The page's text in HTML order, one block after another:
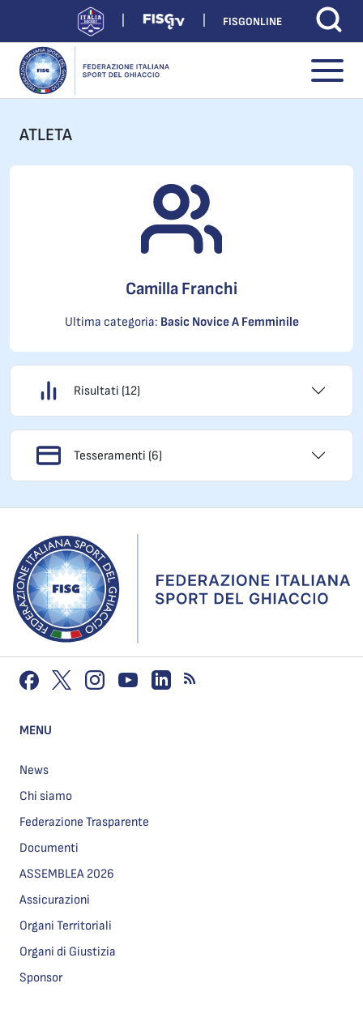
FISGONLINE
ATLETA
Camilla Franchi
Ultima categoria: Basic Novice A Femminile
Risultati (12)
Tesseramenti (6)
MENU
News
Chi siamo
Federazione Trasparente
Documenti
ASSEMBLEA 2026
Assicurazioni
Organi Territoriali
Organi di Giustizia
Sponsor